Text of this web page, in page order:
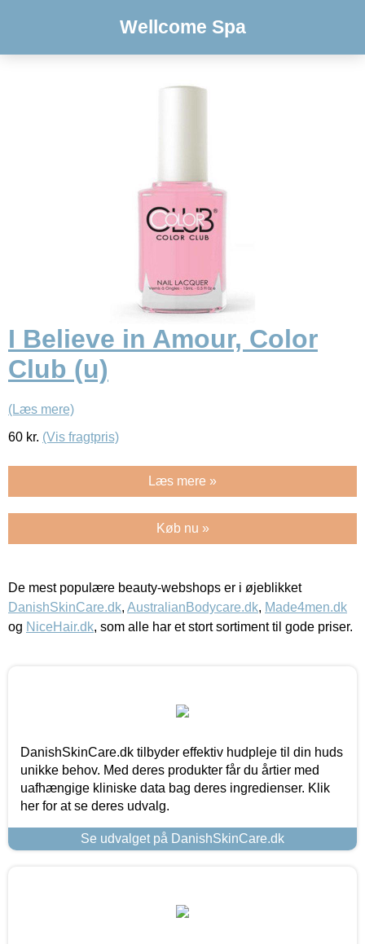
Wellcome Spa
I Believe in Amour, Color
Club (u)
(Læs mere)
60 kr. (Vis fragtpris)
Læs mere »
Køb nu »
De mest populære beauty-webshops er i øjeblikket
DanishSkinCare.dk, AustralianBodycare.dk, Made4men.dk
og NiceHair.dk, som alle har et stort sortiment til gode priser.
DanishSkinCare.dk tilbyder effektiv hudpleje til din huds
unikke behov. Med deres produkter får du årtier med
uafhængige kliniske data bag deres ingredienser. Klik
her for at se deres udvalg.
Se udvalget på DanishSkinCare.dk